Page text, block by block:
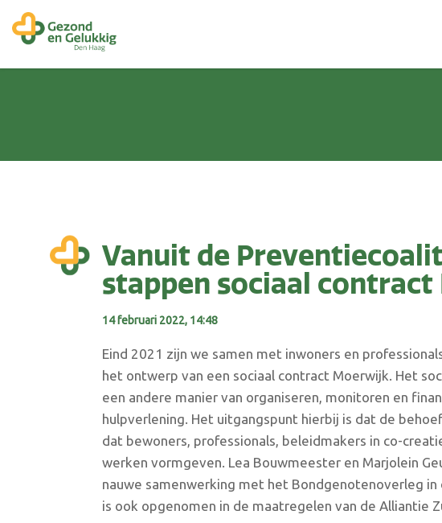
Vanuit de
stappen sociaal
14 februari 2022, 14:48
Eind 2021 zijn we samen met inwoners en
het ontwerp van een sociaal contract Moerwijk. Het
een andere manier van organiseren, monitoren en
hulpverlening. Het uitgangspunt hierbij is dat de
dat bewoners, professionals, beleidmakers in co-
werken vormgeven. Lea Bouwmeester en Marjolein
nauwe samenwerking met het Bondgenotenoverleg in
is ook opgenomen in de maatregelen van de Alliantie